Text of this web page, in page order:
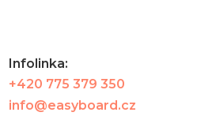
Infolinka:
+420 775 379 350
info@easyboard.cz